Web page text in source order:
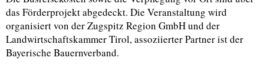
das Förderprojekt abgedeckt. Die Veranstaltung wird
organisiert von der Zugspitz Region GmbH und der
Landwirtschaftskammer Tirol, assoziierter Partner ist der
Bayerische Bauernverband.